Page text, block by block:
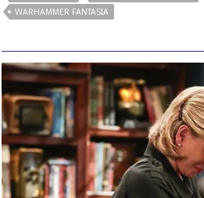
WARHAMMER FANTASIA